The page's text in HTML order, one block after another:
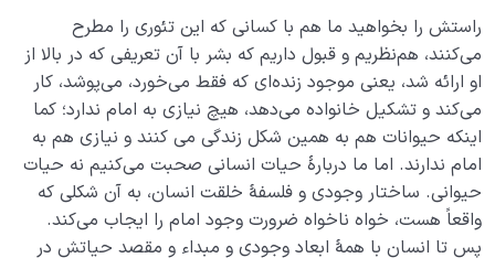
ضرورت اصالت تخصص چیست؟ آیا بدون این اصل به
هدف خلقت خود می‌رسیم؟
تعریف دین و کارکرد دین در زندگی امروزه ما چیست؟
آیا قرآن منشور خلقت است؟ رابطۀ میان قرآن و سایر
مخلوقات چیست؟
رابطه قرآن با نفس ما چیست؟ آیا به‌تنهایی می‌توانیم قرآن را
راستش را بخواهید ما هم با کسانی که این تئوری را مطرح
می‌کنند، هم‌نظریم و قبول داریم که بشر با آن تعریفی که در بالا از
او ارائه شد، یعنی موجود زنده‌ای که فقط می‌خورد، می‌پوشد، کار
می‌کند و تشکیل خانواده می‌دهد، هیچ نیازی به امام ندارد؛ کما
اینکه حیوانات هم به همین شکل زندگی می کنند و نیازی هم به
امام ندارند. اما ما دربارۀ حیات انسانی صحبت می‌کنیم نه حیات
حیوانی. ساختار وجودی و فلسفۀ خلقت انسان، به آن شکلی که
واقعاً هست، خواه ناخواه ضرورت وجود امام را ایجاب می‌کند.
پس تا انسان با همۀ ابعاد وجودی و مبداء و مقصد حیاتش در